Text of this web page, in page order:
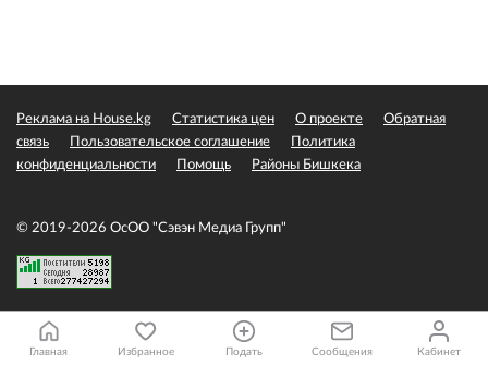
Реклама на House.kg Статистика цен О проекте
Обратная
связь
Пользовательское соглашение
Политика
конфиденциальности
Помощь Районы Бишкека
© 2019-2026 ОсОО "Сэвэн Медиа Групп"
Главная Избранное Подать Сообщения Кабинет